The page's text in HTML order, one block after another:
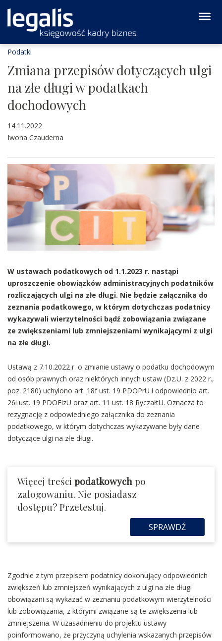
Podatki
Zmiana przepisów dotyczących ulgi
na złe długi w podatkach
dochodowych
14.11.2022
Iwona Czauderna
W ustawach podatkowych od 1.1.2023 r. nastąpi
uproszczenie obowiązków administracyjnych podatników
rozliczających ulgi na złe długi. Nie będzie załącznika do
zeznania podatkowego, w którym dotychczas podatnicy
wykazywali wierzytelności bądź zobowiązania związane
ze zwiększeniami lub zmniejszeniami wynikającymi z ulgi
na złe długi.
Ustawą z 7.10.2022 r. o zmianie ustawy o podatku dochodowym
od osób prawnych oraz niektórych innych ustaw (Dz.U. z 2022 r.,
poz. 2180) uchylono art. 18f ust. 19 PDOPrU i odpowiednio art.
26i ust. 19 PDOFizU oraz art. 11 ust. 18 RyczałtU. Oznacza to
rezygnację z odpowiedniego załącznika do zeznania
podatkowego, w którym dotychczas wykazywane były dane
dotyczące ulgi na złe długi.
Więcej treści podatkowychpo
zalogowaniu. Nie posiadasz
dostępu? Przetestuj.
SPRAWDŹ
Zgodnie z tym przepisem podatnicy dokonujący odpowiednich
zwiększeń lub zmniejszeń wynikających z ulgi na złe długi
obowiązani są wykazać w zeznaniu podatkowym wierzytelności
lub zobowiązania, z którymi związane są te zwiększenia lub
zmniejszenia. W uzasadnieniu do projektu ustawy
poinformowano, że przyczyną uchylenia wskazanych przepisów